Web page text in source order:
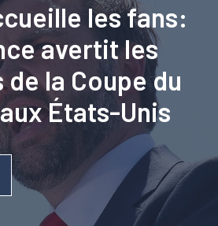
les fans:
avertit les
la Coupe du
États-Unis